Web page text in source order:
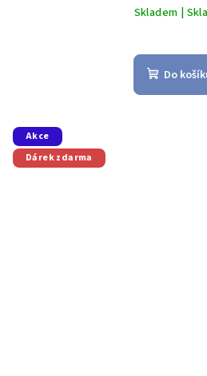
Skladem |
Do
Akce
Dárek zdarma